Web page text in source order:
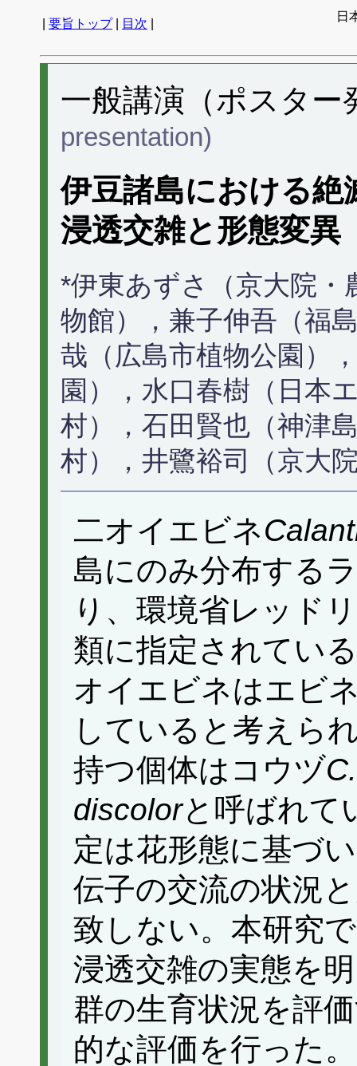
要旨トップ| 目次
日
一般講演（ポスタ
presentation)
伊豆諸島における
浸透交雑と形態変異
*伊東あずさ（京大院・
物館），兼子伸吾（福
哉（広島市植物公園）
園），水口春樹（日本
村），石田賢也（神津
村），井鷺裕司（京大
二オイエビネ
島にのみ分布する
り、環境省レッド
類に指定されてい
オイエビネはエビ
していると考えら
持つ個体はコウヅ
discolorと呼ばれて
定は花形態に基づ
伝子の交流の状況
致しない。本研究
浸透交雑の実態を
群の生育状況を評
的な評価を行った。